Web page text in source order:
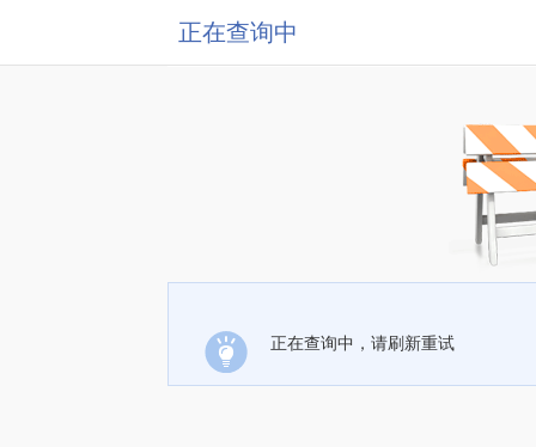
正在查询中
正在查询中，请刷新重试